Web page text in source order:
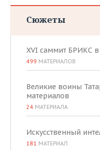
Сюжеты
XVI саммит БРИКС в
499 МАТЕРИАЛОВ
Великие воины
материалов
24 МАТЕРИАЛА
Искусственный
181 МАТЕРИАЛ